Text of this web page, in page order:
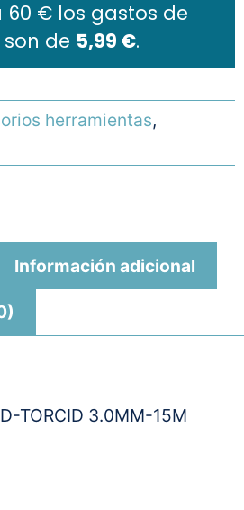
60 € los gastos de
de 5,99 €.
herramientas,
Información adicional
TORCID 3.0MM-15M